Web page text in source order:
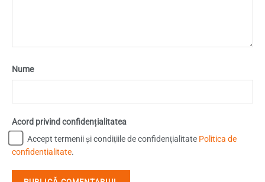
Nume
Acord privind confidențialitatea
Accept termenii și condițiile de confidențialitate Politica de
confidentialitate.